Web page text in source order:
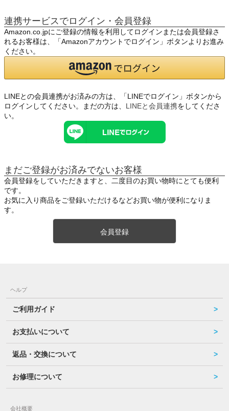
連携サービスでログイン・会員登録
Amazon.co.jpにご登録の情報を利用してログインまたは会員登録さ
れるお客様は、「Amazonアカウントでログイン」ボタンよりお進み
ください。
LINEとの会員連携がお済みの方は、「LINEでログイン」ボタンから
ログインしてください。まだの方は、 LINEと会員連携をしてくださ
い。
まだご登録がお済みでないお客様
会員登録をしていただきますと、二度目のお買い物時にとても便利
です。
お気に入り商品をご登録いただけるなどお買い物が便利になりま
す。
会員登録
ヘルプ
ご利用ガイド
お支払いについて
返品・交換について
お修理について
会社概要